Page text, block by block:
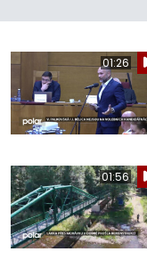
01:26
01:56